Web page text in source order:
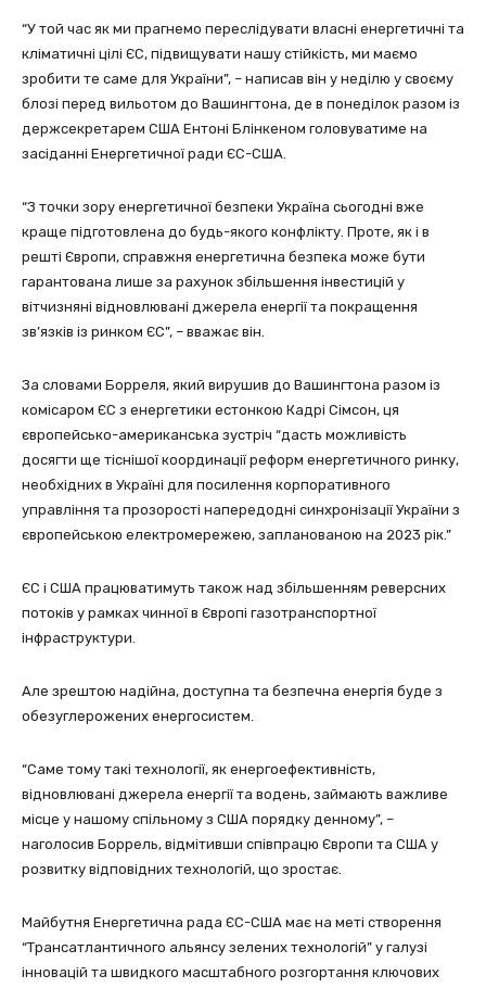
“У той час як ми прагнемо переслідувати власні енергетичні та
кліматичні цілі ЄС, підвищувати нашу стійкість, ми маємо
зробити те саме для України”, – написав він у неділю у своєму
блозі перед вильотом до Вашингтона, де в понеділок разом із
держсекретарем США Ентоні Блінкеном головуватиме на
засіданні Енергетичної ради ЄС-США.
“З точки зору енергетичної безпеки Україна сьогодні вже
краще підготовлена до будь-якого конфлікту. Проте, як і в
решті Європи, справжня енергетична безпека може бути
гарантована лише за рахунок збільшення інвестицій у
вітчизняні відновлювані джерела енергії та покращення
зв’язків із ринком ЄС”, – вважає він.
За словами Борреля, який вирушив до Вашингтона разом із
комісаром ЄС з енергетики естонкою Кадрі Сімсон, ця
європейсько-американська зустріч “дасть можливість
досягти ще тіснішої координації реформ енергетичного ринку,
необхідних в Україні для посилення корпоративного
управління та прозорості напередодні синхронізації України з
європейською електромережею, запланованою на 2023 рік.”
ЄС і США працюватимуть також над збільшенням реверсних
потоків у рамках чинної в Європі газотранспортної
інфраструктури.
Але зрештою надійна, доступна та безпечна енергія буде з
обезуглерожених енергосистем.
“Саме тому такі технології, як енергоефективність,
відновлювані джерела енергії та водень, займають важливе
місце у нашому спільному з США порядку денному”, –
наголосив Боррель, відмітивши співпрацю Європи та США у
розвитку відповідних технологій, що зростає.
Майбутня Енергетична рада ЄС-США має на меті створення
“Трансатлантичного альянсу зелених технологій” у галузі
інновацій та швидкого масштабного розгортання ключових